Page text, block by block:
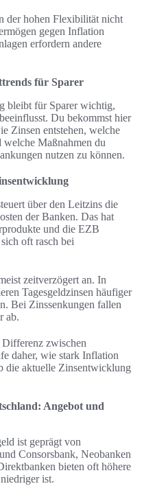
der hohen Flexibilität nicht
gegen Inflation
erfordern andere
für Sparer
bleibt für Sparer wichtig,
Du bekommst hier
Zinsen entstehen, welche
Maßnahmen du
nutzen zu können.
über den Leitzins die
der Banken. Das hat
und die EZB
oft rasch bei
zeitverzögert an. In
Tagesgeldzinsen häufiger
Bei Zinssenkungen fallen
ab.
zwischen
daher, wie stark Inflation
die aktuelle Zinsentwicklung
Angebot und
ist geprägt von
Consorsbank, Neobanken
bieten oft höhere
ist.